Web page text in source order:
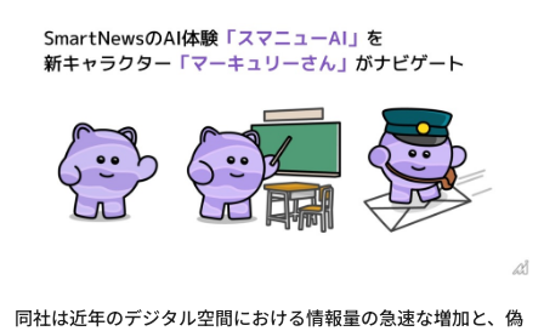
同社は近年のデジタル空間における情報量の急速な増加と、偽